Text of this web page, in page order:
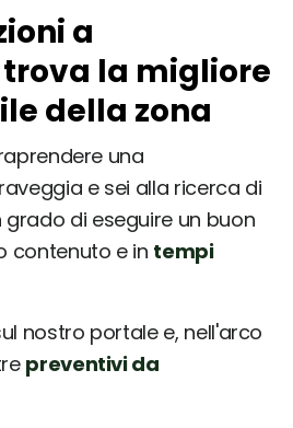
a
la migliore
della zona
una
e sei alla ricerca di
grado di eseguire un buon
contenuto e in tempi
nostro portale e, nell'arco
preventivi da